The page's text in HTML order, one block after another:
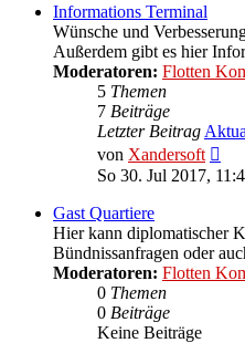
Informations Terminal
Wünsche und
Außerdem gibt es hier
Moderatoren: Flotten
5 Themen
7 Beiträge
Letzter Beitrag
von Xandersoft
So 30. Jul 2017,
Gast Quartiere
Hier kann diplomatischer
Bündnissanfragen oder
Moderatoren: Flotten
0 Themen
0 Beiträge
Keine Beiträge